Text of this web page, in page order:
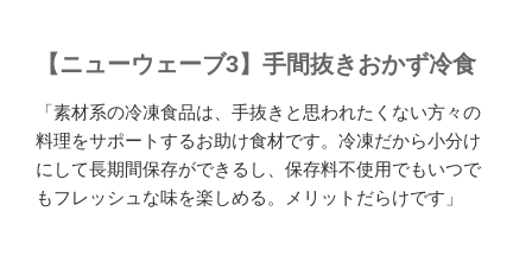
【ニューウェーブ3】手間抜きおかず冷食
「素材系の冷凍食品は、手抜きと思われたくない方々の
料理をサポートするお助け食材です。冷凍だから小分け
にして長期間保存ができるし、保存料不使用でもいつで
もフレッシュな味を楽しめる。メリットだらけです」